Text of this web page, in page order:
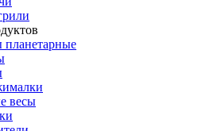
весы